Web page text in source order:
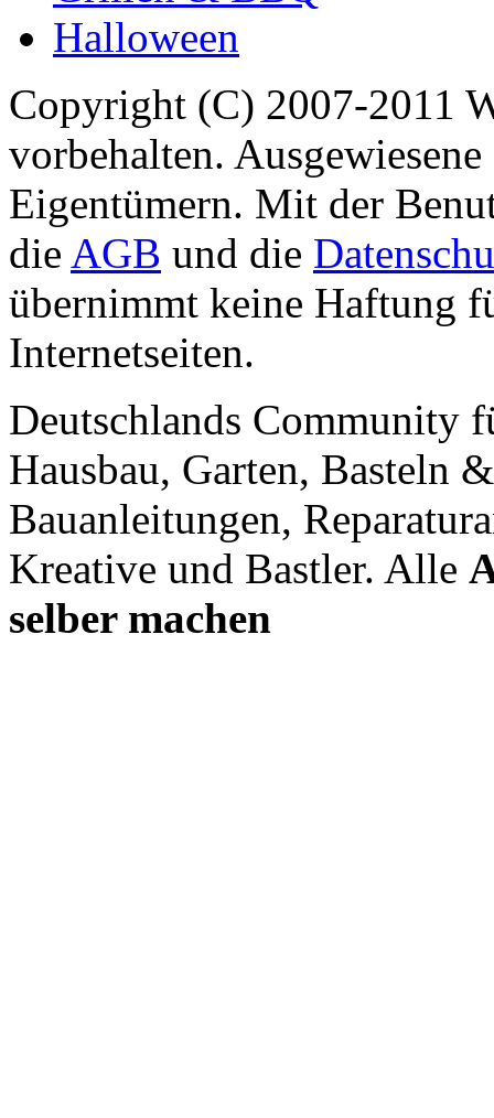
Halloween
Copyright (C) 2007-2011
vorbehalten.
Eigentümern. Mit der
die AGB und die
übernimmt keine Haftung
Internetseiten.
Deutschlands Community
Hausbau, Garten, Basteln
Bauanleitungen,
Kreative und Bastler. Alle
selber machen